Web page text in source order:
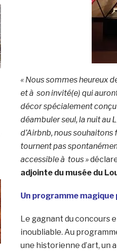
« Nous sommes heureux
et à son invité(e) qui
décor spécialement conçu
déambuler seul, la nuit au
d’Airbnb, nous
tournent pas
accessible à tous »
adjointe du musée du
Un programme
Le gagnant du concours
inoubliable. Au
une historienne d’art, un